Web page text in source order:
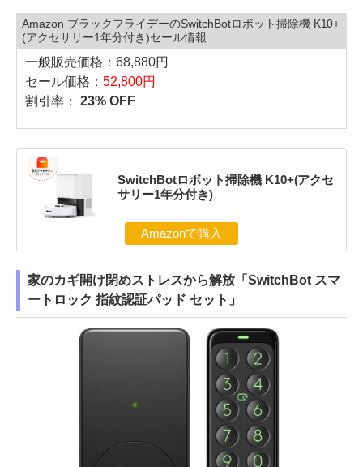
Amazon ブラックフライデーのSwitchBotロボット掃除機 K10+
(アクセサリー1年分付き)セール情報
一般販売価格：68,880円
セール価格： 52,800円
割引率：
23% OFF
SwitchBotロボット掃除機 K10+(アクセ
サリー1年分付き)
Amazonで購入
家のカギ開け閉めストレスから解放「SwitchBot スマ
ートロック 指紋認証パッド セット」